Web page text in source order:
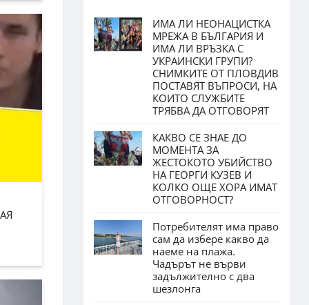
ИМА ЛИ НЕОНАЦИСТКА
МРЕЖА В БЪЛГАРИЯ И
ИМА ЛИ ВРЪЗКА С
УКРАИНСКИ ГРУПИ?
СНИМКИТЕ ОТ ПЛОВДИВ
ПОСТАВЯТ ВЪПРОСИ, НА
КОИТО СЛУЖБИТЕ
ТРЯБВА ДА ОТГОВОРЯТ
КАКВО СЕ ЗНАЕ ДО
МОМЕНТА ЗА
ЖЕСТОКОТО УБИЙСТВО
НА ГЕОРГИ КУЗЕВ И
КОЛКО ОЩЕ ХОРА ИМАТ
ОТГОВОРНОСТ?
Потребителят има право
сам да избере какво да
наеме на плажа.
Чадърът не върви
задължително с два
шезлонга